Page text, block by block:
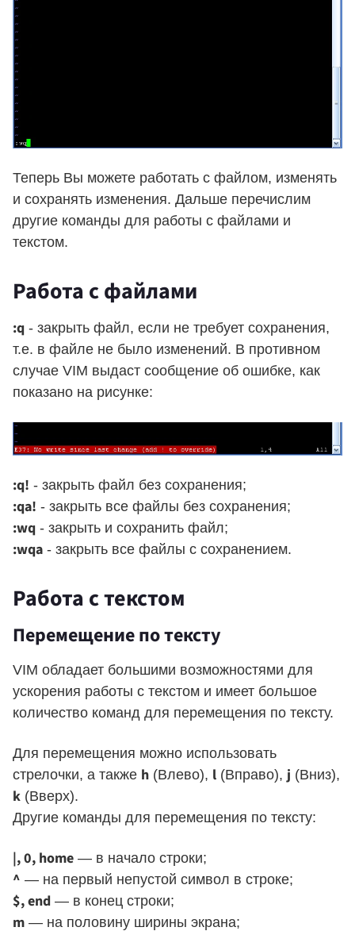
Теперь Вы можете работать с файлом, изменять
и сохранять изменения. Дальше перечислим
другие команды для работы с файлами и
текстом.
Работа с файлами
:q - закрыть файл, если не требует сохранения,
т.е. в файле не было изменений. В противном
случае VIM выдаст сообщение об ошибке, как
показано на рисунке:
:q! - закрыть файл без сохранения;
:qa! - закрыть все файлы без сохранения;
:wq - закрыть и сохранить файл;
:wqa - закрыть все файлы с сохранением.
Работа с текстом
Перемещение по тексту
VIM обладает большими возможностями для
ускорения работы с текстом и имеет большое
количество команд для перемещения по тексту.
Для перемещения можно использовать
стрелочки, а также h (Влево), l (Вправо), j (Вниз),
k (Вверх).
Другие команды для перемещения по тексту:
|, 0, home — в начало строки;
^ — на первый непустой символ в строке;
$, end — в конец строки;
m — на половину ширины экрана;